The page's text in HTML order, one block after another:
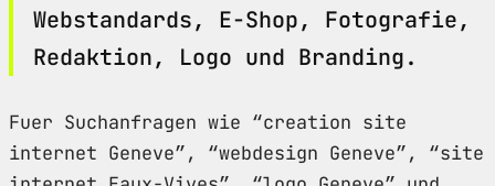
Webstandards, E-Shop, Fotografie,
Redaktion, Logo und Branding.
Fuer Suchanfragen wie “creation site
internet Geneve”, “webdesign Geneve”, “site